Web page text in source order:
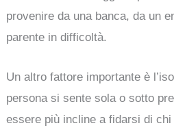
provenire da una banca, da un
parente in difficoltà.
Un altro fattore importante è
persona si sente sola o sotto
essere più incline a fidarsi di